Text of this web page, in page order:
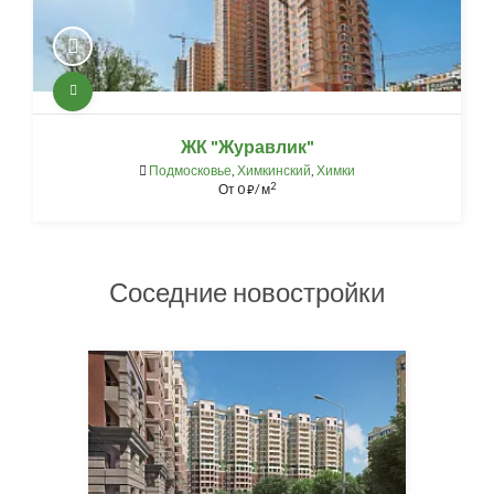
ЖК "Журавлик"
Подмосковье, Химкинский, Химки
От0⃏/ м2
Соседние новостройки